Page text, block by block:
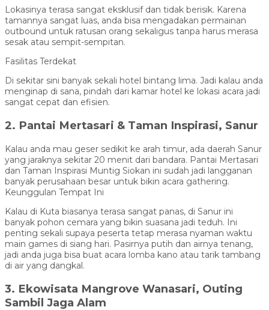
Lokasinya terasa sangat eksklusif dan tidak berisik. Karena
tamannya sangat luas, anda bisa mengadakan permainan
outbound untuk ratusan orang sekaligus tanpa harus merasa
sesak atau sempit-sempitan.
Fasilitas Terdekat
Di sekitar sini banyak sekali hotel bintang lima. Jadi kalau anda
menginap di sana, pindah dari kamar hotel ke lokasi acara jadi
sangat cepat dan efisien.
2. Pantai Mertasari & Taman Inspirasi, Sanur
Kalau anda mau geser sedikit ke arah timur, ada daerah Sanur
yang jaraknya sekitar 20 menit dari bandara. Pantai Mertasari
dan Taman Inspirasi Muntig Siokan ini sudah jadi langganan
banyak perusahaan besar untuk bikin acara gathering.
Keunggulan Tempat Ini
Kalau di Kuta biasanya terasa sangat panas, di Sanur ini
banyak pohon cemara yang bikin suasana jadi teduh. Ini
penting sekali supaya peserta tetap merasa nyaman waktu
main games di siang hari. Pasirnya putih dan airnya tenang,
jadi anda juga bisa buat acara lomba kano atau tarik tambang
di air yang dangkal.
3. Ekowisata Mangrove Wanasari, Outing
Sambil Jaga Alam